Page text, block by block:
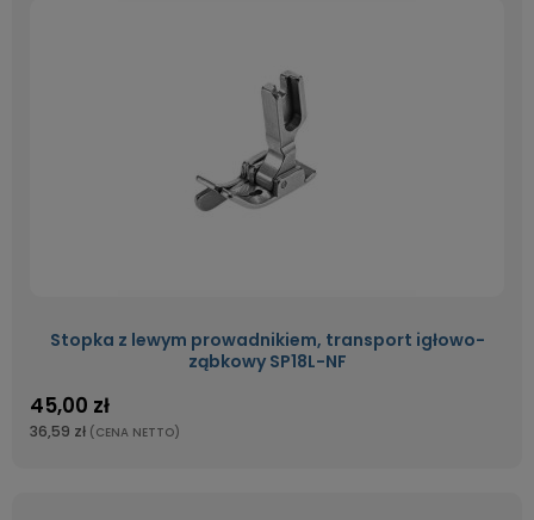
Stopka z lewym prowadnikiem, transport igłowo-
ząbkowy SP18L-NF
45,00 zł
36,59 zł (CENA NETTO)